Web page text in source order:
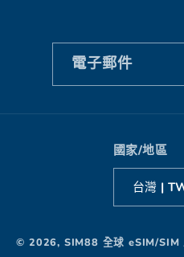
電子郵件
國家/地區
© 2026, SIM88 全球 eSIM/SIM